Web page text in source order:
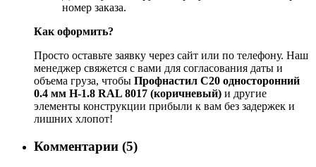
номер заказа.
Как оформить?
Просто оставьте заявку через сайт или по телефону. Наш
менеджер свяжется с вами для согласования даты и
объема груза, чтобы Профнастил С20 односторонний
0.4 мм H-1.8 RAL 8017 (коричневый) и другие
элементы конструкции прибыли к вам без задержек и
лишних хлопот!
Комментарии (5)